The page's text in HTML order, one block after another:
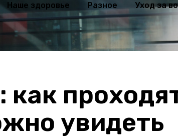
Наше здоровье Разное Уход за
увидеть